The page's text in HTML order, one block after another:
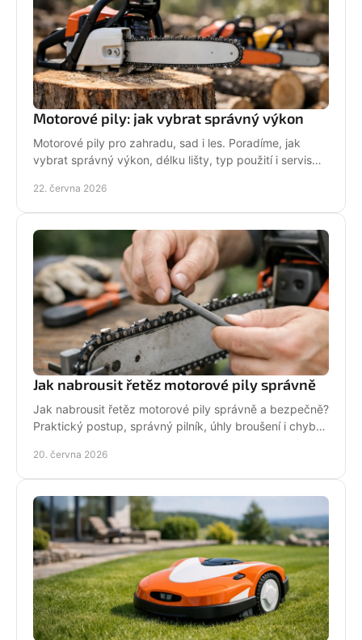
Motorové pily: jak vybrat správný výkon
Motorové pily pro zahradu, sad i les. Poradíme, jak
vybrat správný výkon, délku lišty, typ použití i servis
22. června 2026
Jak nabrousit řetěz motorové pily správně
Jak nabrousit řetěz motorové pily správně a bezpečně?
Praktický postup, správný pilník, úhly broušení i chyby,
20. června 2026